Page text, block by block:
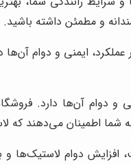
و مطمئن داشته باشید.
ایمنی و دوام آن‌ها
و دوام آن‌ها دارد.
شما اطمینان می‌دهند
دوام لاستیک‌ها و